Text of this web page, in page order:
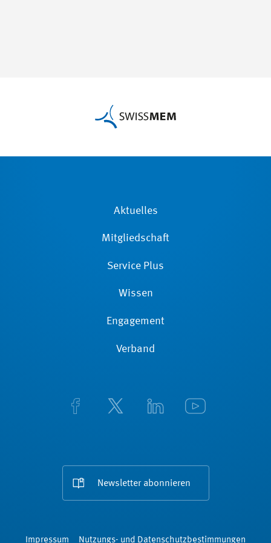
Aktuelles
Mitgliedschaft
Service Plus
Wissen
Engagement
Verband
Newsletter abonnieren
Impressum Nutzungs- und Datenschutzbestimmungen